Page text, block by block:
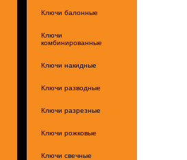
Ключи балонные
Ключи
комбинированные
Ключи накидные
Ключи разводные
Ключи разрезные
Ключи рожковые
Ключи свечные